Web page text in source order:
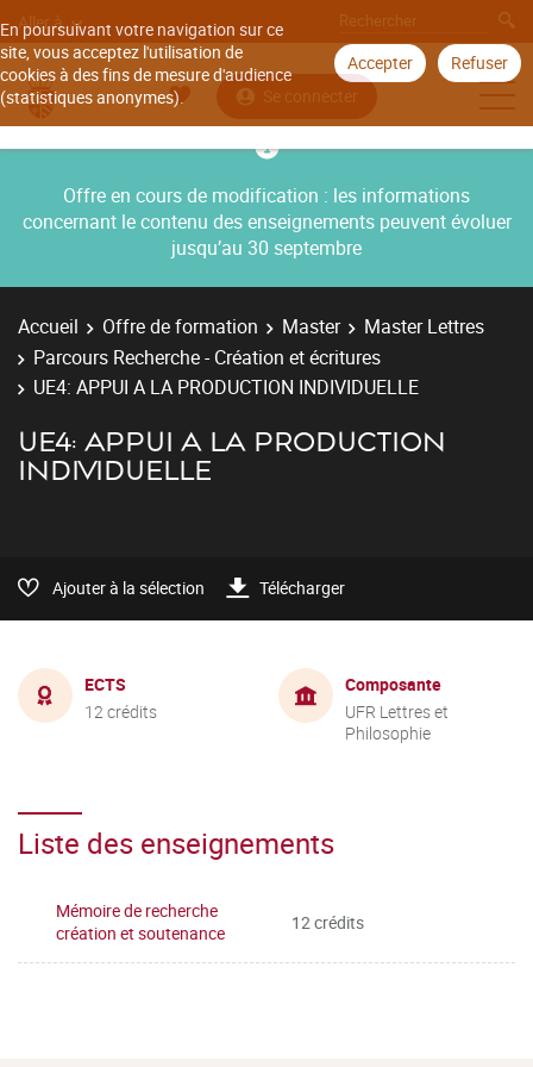
En poursuivant votre navigation sur ce
site, vous acceptez l'utilisation de
cookies à des fins de mesure d'audience
(statistiques anonymes).
Accepter Refuser
Aller à
Se connecter
Offre en cours de modification : les informations
concernant le contenu des enseignements peuvent évoluer
jusqu’au 30 septembre
Accueil Offre de formation Master
Master Lettres
Parcours Recherche - Création et écritures
UE4: APPUI A LA PRODUCTION INDIVIDUELLE
UE4: APPUI A LA PRODUCTION
INDIVIDUELLE
Ajouter à la sélection Télécharger
ECTS
12 crédits
Composante
UFR Lettres et
Philosophie
Liste des enseignements
Mémoire de recherche
création et soutenance
12 crédits